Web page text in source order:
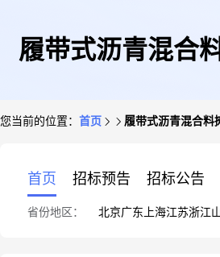
履带式沥青混合
您当前的位置： 首页 履带式沥青混合料
首页 招标预告 招标公告
省份地区： 北京广东 上海江苏浙江